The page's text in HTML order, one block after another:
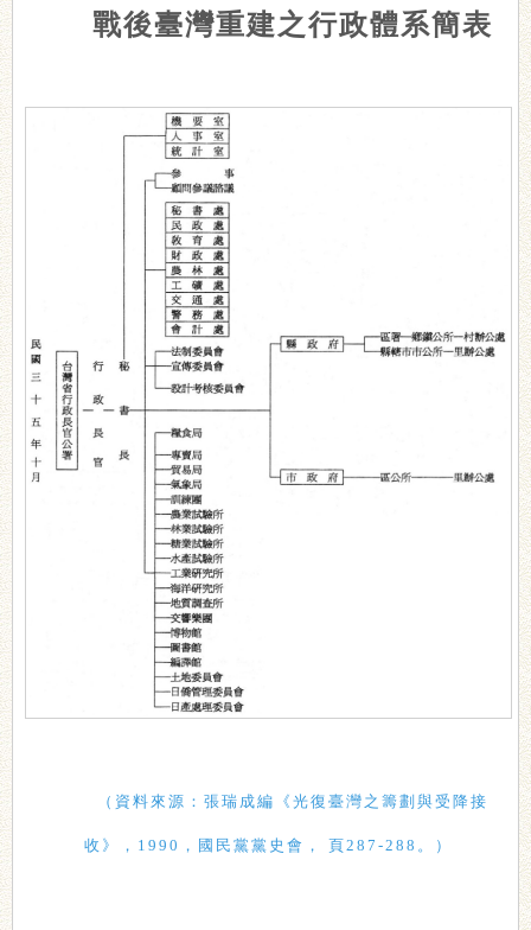
戰後臺灣重建之行政體系簡表
（資料來源：張瑞成編《光復臺灣之籌劃與受降接
收》，1990，國民黨黨史會， 頁287-288。）